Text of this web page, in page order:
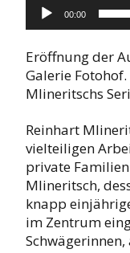
00:00
Eröffnung der
Galerie
Mlineritschs
Reinhart
vielteiligen
private
Mlineritsch,
knapp
im Zentrum